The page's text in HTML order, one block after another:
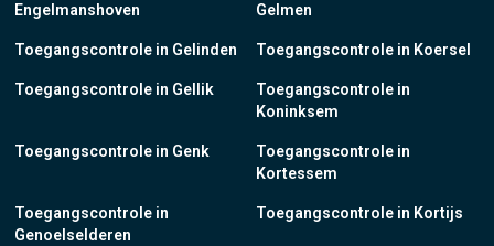
Engelmanshoven
Toegangscontrole in Gelinden
Toegangscontrole in Gellik
Toegangscontrole in Genk
Toegangscontrole in
Genoelselderen
Gelmen
Toegangscontrole in Koersel
Toegangscontrole in
Koninksem
Toegangscontrole in
Kortessem
Toegangscontrole in Kortijs